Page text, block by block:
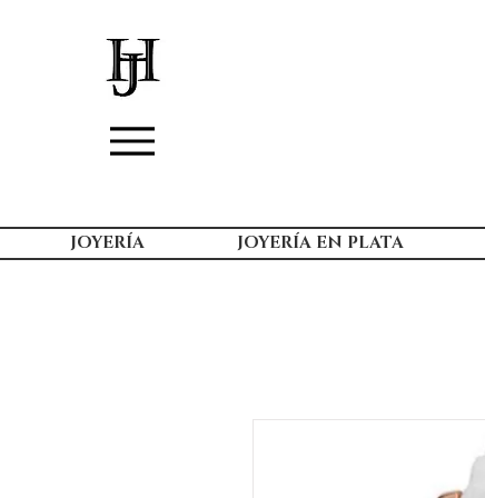
JOYERÍA JOYERÍA EN PLATA